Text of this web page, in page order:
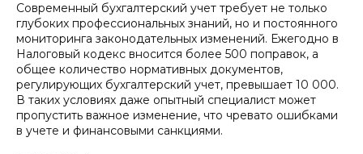
Современный бухгалтерский учет требует не только
глубоких профессиональных знаний, но и постоянного
мониторинга законодательных изменений. Ежегодно в
Налоговый кодекс вносится более 500 поправок, а
общее количество нормативных документов,
регулирующих бухгалтерский учет, превышает 10 000.
В таких условиях даже опытный специалист может
пропустить важное изменение, что чревато ошибками
в учете и финансовыми санкциями.